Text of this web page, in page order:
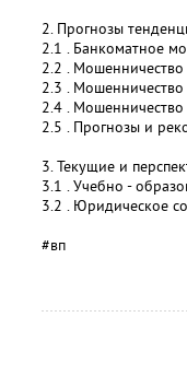
2. Прогнозы
2.1 . Банкоматное
2.2 . Мошенничество
2.3 .
2.4 . Мошенничество
2.5 . Прогнозы и
3. Текущие и
3.1 . Учебно -
3.2 . Юридическое
#вп